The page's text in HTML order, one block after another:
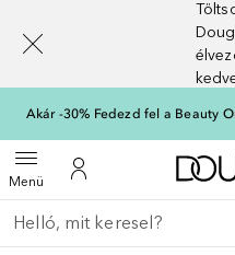
Akár -30% Fedezd fel a Beauty
MenüMenü megnyitása
A fiókomhoz
Menj vissza
Keresés végrehajtása